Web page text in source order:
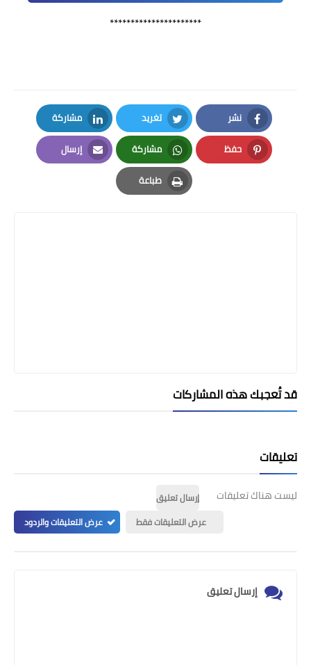
**********************
نشر
Facebook
تغريد
Twitter
مشاركة
LinkedIn
حفظ
Pinterest
مشاركة
Whatsapp
إرسال
Email
طباعة
Print
قد تُعجبك هذه المشاركات
تعليقات
ليست هناك تعليقات
إرسال تعليق
عرض التعليقات فقط
عرض التعليقات والردود
إرسال تعليق